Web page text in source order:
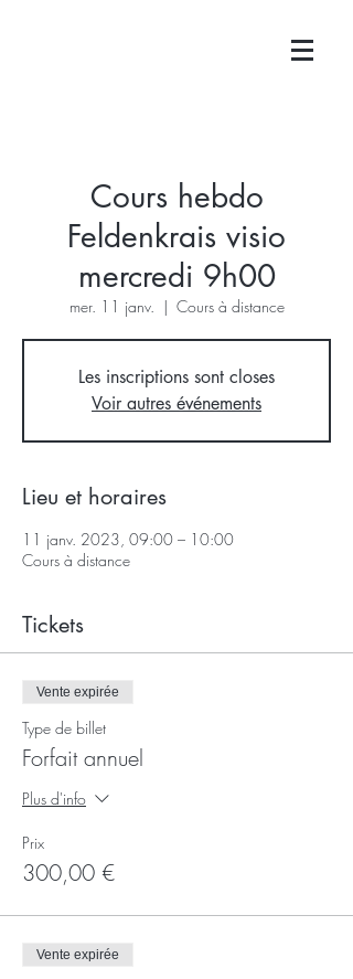
Cours hebdo
Feldenkrais visio
mercredi 9h00
mer. 11 janv.
  |
Cours à distance
Les inscriptions sont closes
Voir autres événements
Lieu et horaires
11 janv. 2023, 09:00 – 10:00
Cours à distance
Tickets
Vente expirée
Type de billet
Forfait annuel
Plus d'info
Prix
300,00 €
Vente expirée